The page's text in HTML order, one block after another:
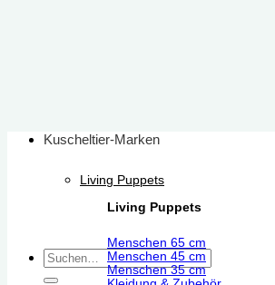
Suchen
nach:
Kuscheltier-Marken
Living Puppets
Living Puppets
Menschen 65 cm
Menschen 45 cm
Menschen 35 cm